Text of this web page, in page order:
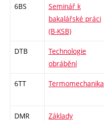
6BS
Seminář k
bakalářské práci
(B-KSB)
DTB
Technologie
obrábění
6TT Termomechanika
DMR
Základy